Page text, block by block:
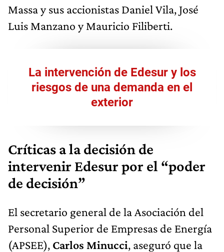
Massa y sus accionistas Daniel Vila, José
Luis Manzano y Mauricio Filiberti.
La intervención de Edesur y los
riesgos de una demanda en el
exterior
Críticas a la decisión de
intervenir Edesur por el “poder
de decisión”
El secretario general de la Asociación del
Personal Superior de Empresas de Energía
(APSEE), Carlos Minucci, aseguró que la